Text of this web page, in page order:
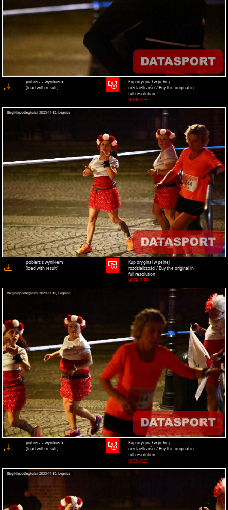
pobierz z wynikiem
(load with result)
Kup oryginał w pełnej
rozdzielczości / Buy the original in
full resolution
HIGH-RES
pobierz z wynikiem
(load with result)
Kup oryginał w pełnej
rozdzielczości / Buy the original in
full resolution
HIGH-RES
pobierz z wynikiem
(load with result)
Kup oryginał w pełnej
rozdzielczości / Buy the original in
full resolution
HIGH-RES